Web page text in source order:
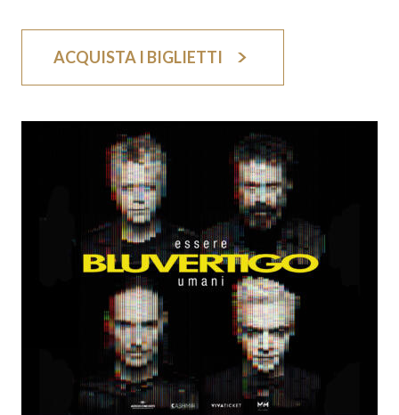
ACQUISTA I BIGLIETTI